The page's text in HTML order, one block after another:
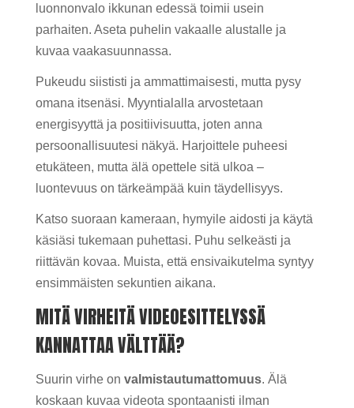
luonnonvalo ikkunan edessä toimii usein
parhaiten. Aseta puhelin vakaalle alustalle ja
kuvaa vaakasuunnassa.
Pukeudu siististi ja ammattimaisesti, mutta pysy
omana itsenäsi. Myyntialalla arvostetaan
energisyyttä ja positiivisuutta, joten anna
persoonallisuutesi näkyä. Harjoittele puheesi
etukäteen, mutta älä opettele sitä ulkoa –
luontevuus on tärkeämpää kuin täydellisyys.
Katso suoraan kameraan, hymyile aidosti ja käytä
käsiäsi tukemaan puhettasi. Puhu selkeästi ja
riittävän kovaa. Muista, että ensivaikutelma syntyy
ensimmäisten sekuntien aikana.
MITÄ VIRHEITÄ VIDEOESITTELYSSÄ
KANNATTAA VÄLTTÄÄ?
Suurin virhe on valmistautumattomuus. Älä
koskaan kuvaa videota spontaanisti ilman